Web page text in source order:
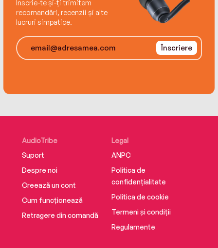
Înscrie-te și-ți trimitem
recomandări, recenzii și alte
lucruri simpatice.
Înscriere
AudioTribe
Suport
Despre noi
Creează un cont
Cum funcționează
Retragere din comandă
Legal
ANPC
Politica de
confidențialitate
Politica de cookie
Termeni și condiții
Regulamente